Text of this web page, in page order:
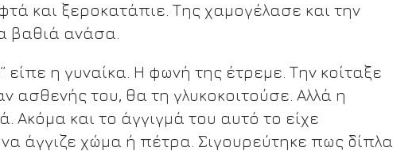
και ξεροκατάπιε. Της χαμογέλασε και την
βαθιά ανάσα.
είπε η γυναίκα. Η φωνή της έτρεμε. Την κοίταξε
ασθενής του, θα τη γλυκοκοιτούσε. Αλλά η
Ακόμα και το άγγιγμά του αυτό το είχε
άγγιζε χώμα ή πέτρα. Σιγουρεύτηκε πως δίπλα